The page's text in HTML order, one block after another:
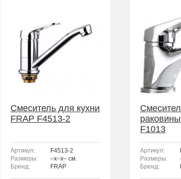
Смеситель для кухни
FRAP F4513-2
Артикул:
F4513-2
Размеры:
–x–x– см.
Бренд:
FRAP
F1013
Артикул:
Размеры:
Бренд: